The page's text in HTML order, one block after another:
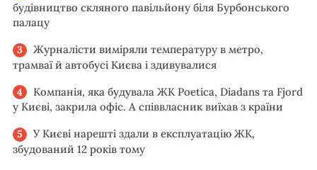
будівництво скляного павільйону біля Бурбонського
палацу
Журналісти виміряли температуру в метро,
трамваї й автобусі Києва і здивувалися
Компанія, яка будувала ЖК Poetica, Diadans та Fjord
у Києві, закрила офіс. А співвласник виїхав з країни
У Києві нарешті здали в експлуатацію ЖК,
збудований 12 років тому